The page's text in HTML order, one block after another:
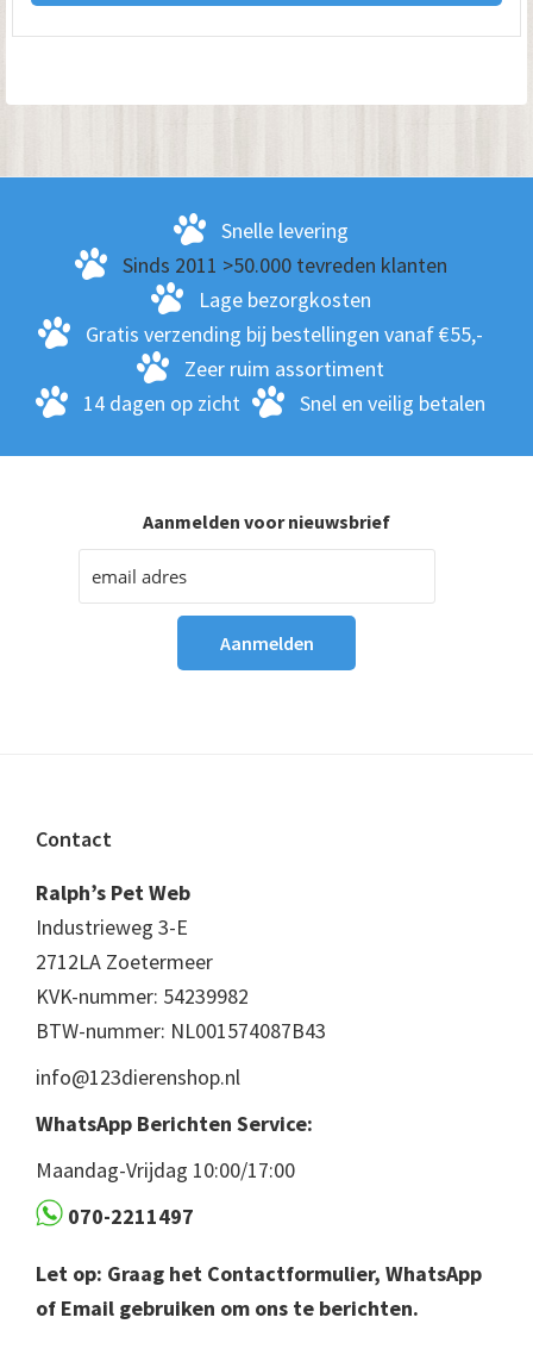
Snelle levering
Sinds 2011 >50.000 tevreden klanten
Lage bezorgkosten
Gratis verzending bij bestellingen vanaf €55,-
Zeer ruim assortiment
14 dagen op zicht
Snel en veilig betalen
Aanmelden voor nieuwsbrief
Footer
Contact
Ralph’s Pet Web
Industrieweg 3-E
2712LA Zoetermeer
KVK-nummer: 54239982
BTW-nummer: NL001574087B43
info@123dierenshop.nl
WhatsApp Berichten Service:
Maandag-Vrijdag 10:00/17:00
070-2211497
Let op: Graag het Contactformulier, WhatsApp
of Email gebruiken om ons te berichten.